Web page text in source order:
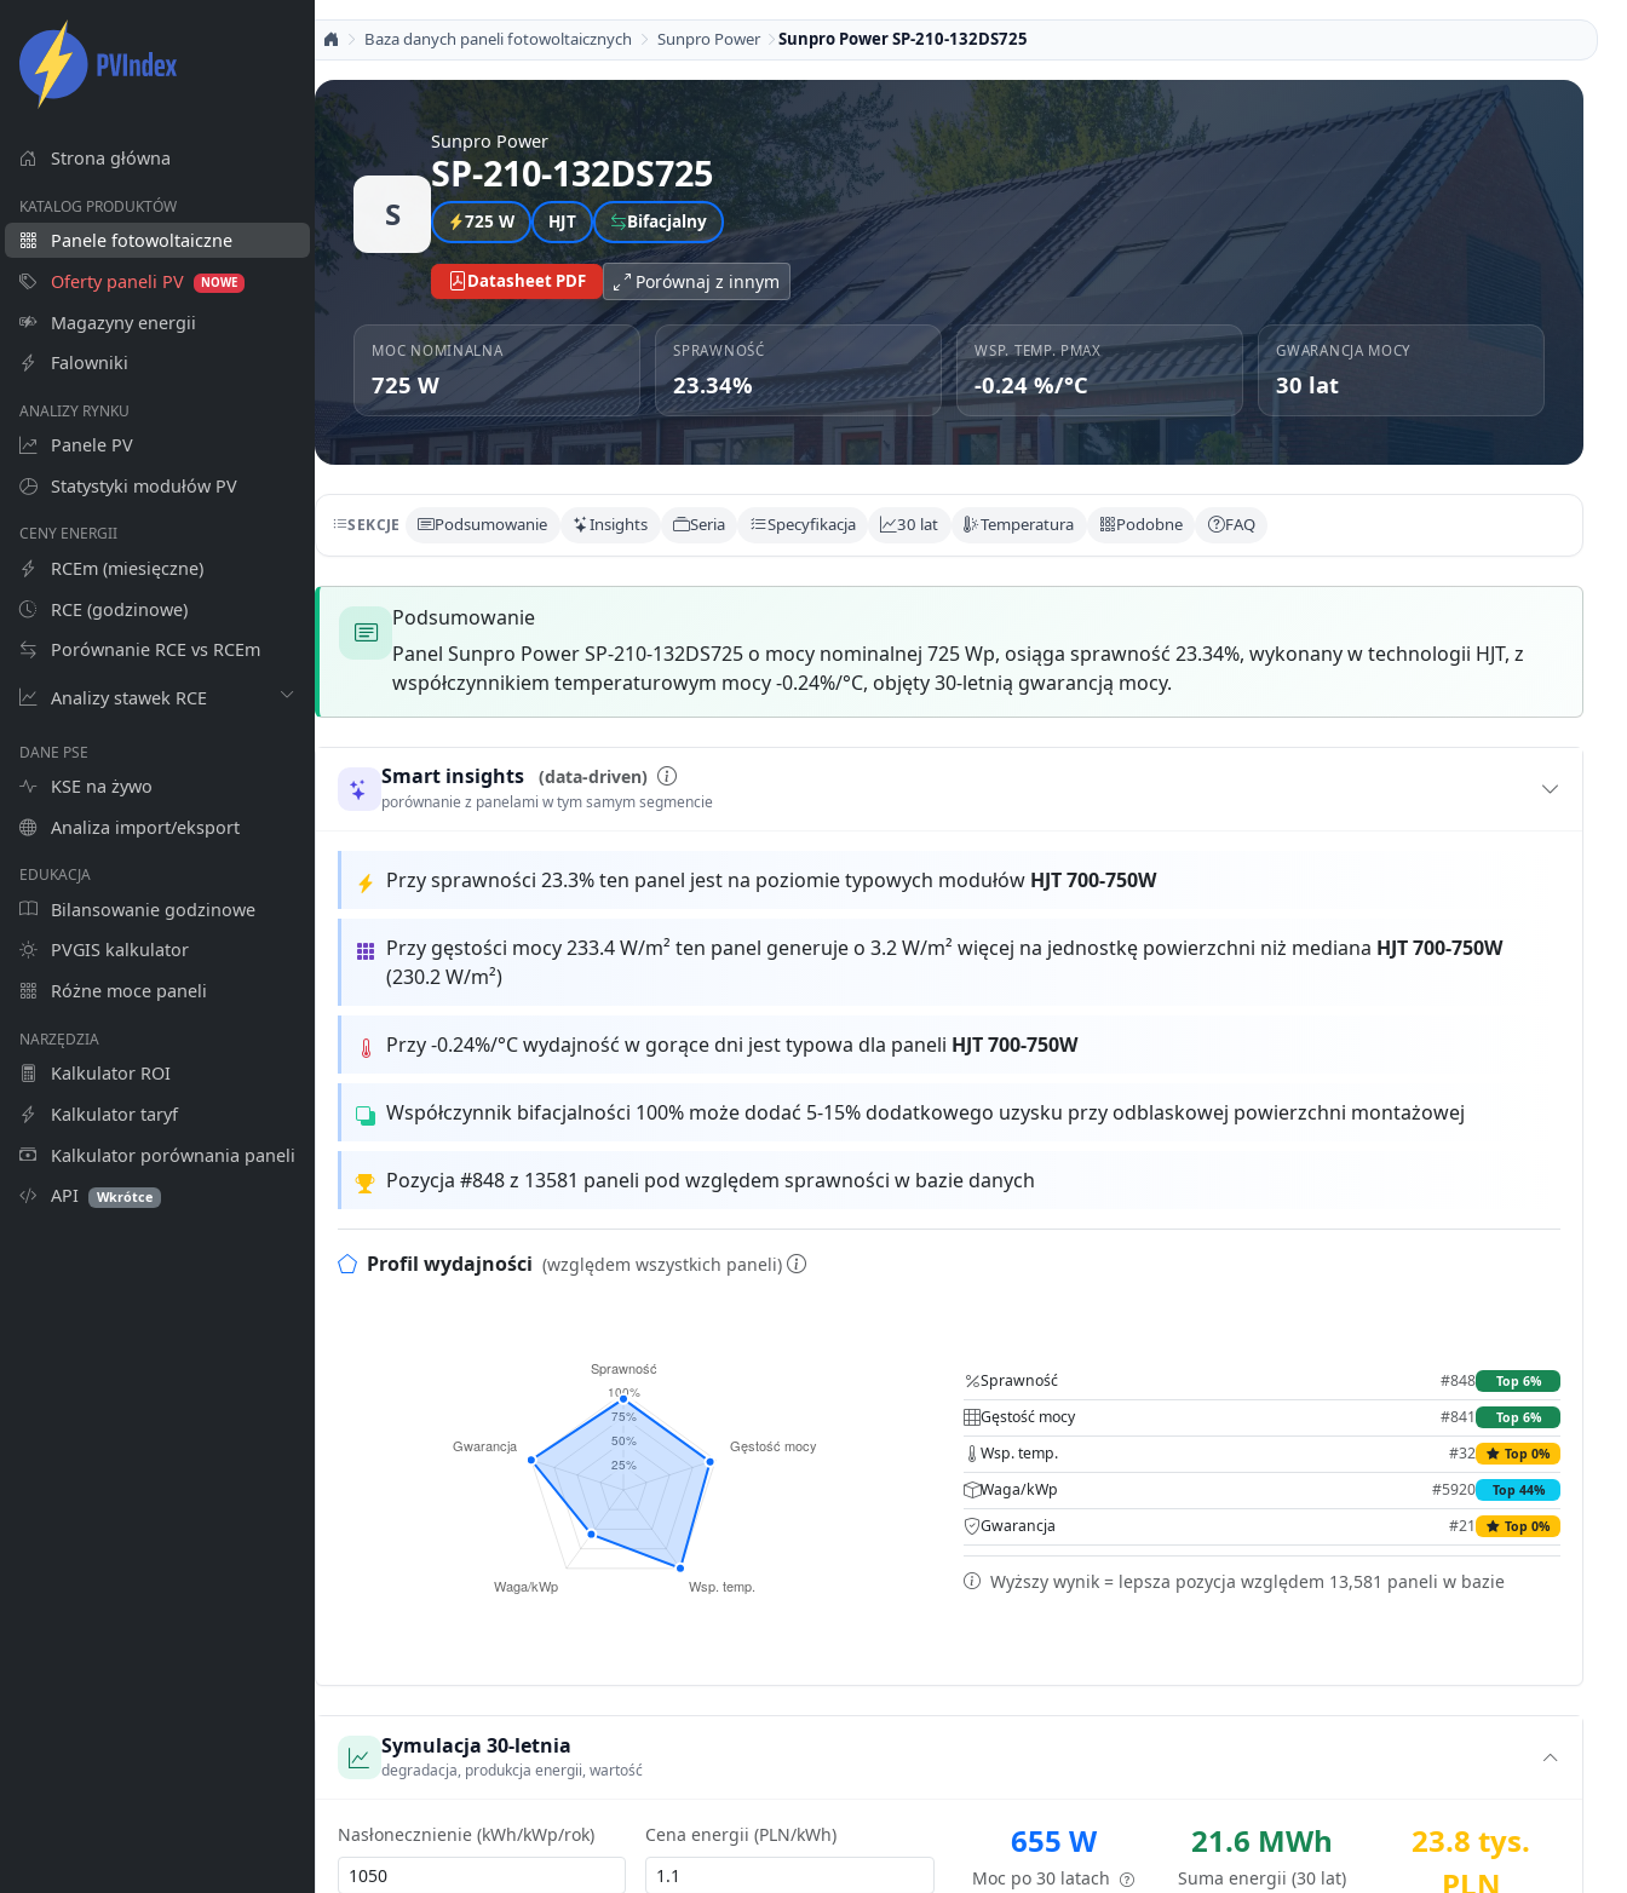
Strona główna
KATALOG PRODUKTÓW
Panele fotowoltaiczne
Oferty paneli PV
NOWE
Magazyny energii
Falowniki
ANALIZY RYNKU
Panele PV
Statystyki modułów PV
CENY ENERGII
RCEm (miesięczne)
RCE (godzinowe)
Porównanie RCE vs RCEm
Analizy stawek RCE
DANE PSE
KSE na żywo
Analiza import/eksport
EDUKACJA
Bilansowanie godzinowe
PVGIS kalkulator
Różne moce paneli
NARZĘDZIA
Kalkulator ROI
Kalkulator taryf
Kalkulator porównania paneli
API
Wkrótce
Baza danych paneli fotowoltaicznych Sunpro Power Sunpro Power SP-210-132DS725
S
Sunpro Power
SP-210-132DS725
725 W HJT Bifacjalny
Datasheet PDF Porównaj z innym
MOC NOMINALNA
725 W
SPRAWNOŚĆ
23.34%
WSP. TEMP. PMAX
-0.24 %/°C
GWARANCJA MOCY
30 lat
SEKCJE Podsumowanie Insights Seria Specyfikacja 30 lat Temperatura Podobne FAQ
Podsumowanie
Panel Sunpro Power SP-210-132DS725 o mocy nominalnej 725 Wp, osiąga sprawność 23.34%, wykonany w technologii HJT, z
współczynnikiem temperaturowym mocy -0.24%/°C, objęty 30-letnią gwarancją mocy.
Smart insights (data-driven)
porównanie z panelami w tym samym segmencie
Przy sprawności 23.3% ten panel jest na poziomie typowych modułów HJT 700-750W
Przy gęstości mocy 233.4 W/m² ten panel generuje o 3.2 W/m² więcej na jednostkę powierzchni niż mediana HJT 700-750W
(230.2 W/m²)
Przy -0.24%/°C wydajność w gorące dni jest typowa dla paneli HJT 700-750W
Współczynnik bifacjalności 100% może dodać 5-15% dodatkowego uzysku przy odblaskowej powierzchni montażowej
Pozycja #848 z 13581 paneli pod względem sprawności w bazie danych
Profil wydajności (względem wszystkich paneli)
Sprawność #848 Top 6%
Gęstość mocy #841 Top 6%
Wsp. temp. #32 Top 0%
Waga/kWp #5920 Top 44%
Gwarancja #21 Top 0%
Wyższy wynik = lepsza pozycja względem 13,581 paneli w bazie
Symulacja 30-letnia
degradacja, produkcja energii, wartość
Nasłonecznienie (kWh/kWp/rok) Cena energii (PLN/kWh) 655 W
Moc po 30 latach
21.6 MWh
Suma energii (30 lat)
23.8 tys.
PLN